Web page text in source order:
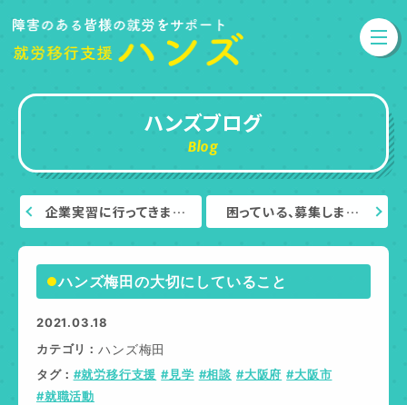
ハンズブログ
Blog
企業実習に行ってきま… 困っている、募集しま…
ハンズ梅田の大切にしていること
2021.03.18
カテゴリ
ハンズ梅田
タグ #就労移行支援 #見学 #相談 #大阪府 #大阪市
#就職活動